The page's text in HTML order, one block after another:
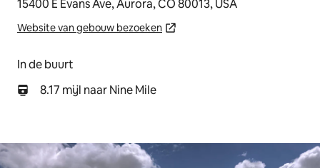
15400 E Evans Ave, Aurora, CO 80013, USA
Website van gebouw bezoeken
In de buurt
8.17 mijl naar Nine Mile